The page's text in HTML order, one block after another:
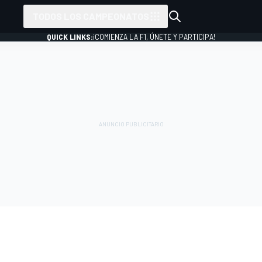
QUICK LINKS:¡COMIENZA LA F1, ÚNETE Y PARTICIPA!